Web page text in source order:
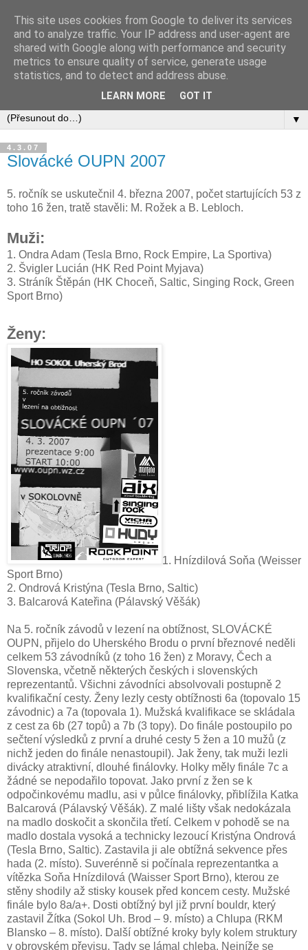
▼
4.3.07
Slovácké OUPN 2007
5. ročník se uskutečnil 4. března 2007, počet startujících 53 z
toho 16 žen, tratě stavěli: M. Rožek a B. Lebloch.
Muži:
1. Ondra Adam (Tesla Brno, Rock Empire, La Sportiva)
2. Švigler Lucián (HK Red Point Myjava)
3. Stráník Štěpán (HK Choceň, Saltic, Singing Rock, Green
Sport Brno)
Ženy:
1. Hnízdilová Soňa (Weisser
Sport Brno)
2. Ondrová Kristýna (Tesla Brno, Saltic)
3. Balcarová Kateřina (Pálavský Věšák)
Na 5. ročník závodů v lezení na obtížnost, SLOVÁCKÉ
OUPN, přijelo do Uherského Brodu o první březnové neděli
celkem 53 závodníků (z toho 16 žen) z Moravy, Čech a
Slovenska, včetně některých českých i slovenských
reprezentantů. Všichni závodníci absolvovali postupně 2
kvalifikační cesty. Ženy lezly cesty obtížnosti 6a (topovalo 15
závodnic) a 7a (topovala 1). Mužská kvalifikace se skládala
z cest za 6b (27 topů) a 7b (3 topy). Do finále postoupilo po
sečtení výsledků z první a druhé cesty 5 žen a 10 mužů (z
nichž jeden do finále nenastoupil). Jak ženy, tak muži lezli
divácky atraktivní, dlouhé finálovky. Holky měly finále 7c a
žádné se nepodařilo topovat. Jako první z žen se k
odpočinkovému madlu, asi v půlce finálovky, přiblížila Katka
Balcarová (Pálavský Věšák). Z malé lišty však nedokázala
na madlo doskočit a skončila třetí. Celkem v pohodě se na
madlo dostala vysoká a technicky lezoucí Kristýna Ondrová
(Tesla Brno, Saltic). Zastavila ji ale obtížná sekvence přes
hada (2. místo). Suverénně si počínala reprezentantka a
vítězka Soňa Hnízdilová (Waisser Sport Brno), kterou ze
stěny shodily až stisky kousek před koncem cesty. Mužské
finále bylo 8a/a+. Dosti obtížný byl již první bouldr, který
zastavil Žítka (Sokol Uh. Brod – 9. místo) a Chlupa (RKM
Blansko – 8. místo). Další obtížné kroky byly kolem struktury
v obrovském převisu. Tady se lámal chleba. Nejníže se
This site uses cookies from Google to deliver its services
and to analyze traffic. Your IP address and user-agent are
shared with Google along with performance and security
metrics to ensure quality of service, generate usage
statistics, and to detect and address abuse.
LEARN MORE GOT IT